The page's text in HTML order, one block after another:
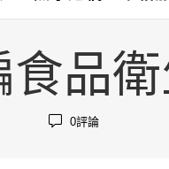
食品
0評論